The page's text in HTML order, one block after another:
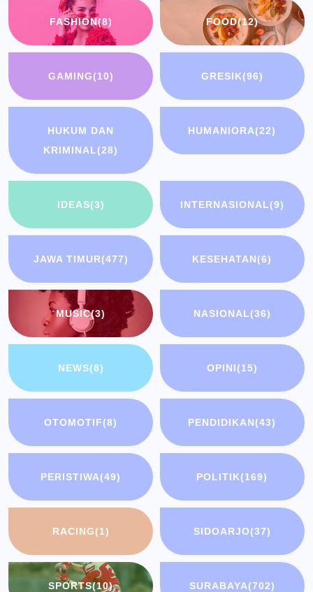
FASHION(8) FOOD(12)
GAMING(10) GRESIK(96)
HUKUM DAN
KRIMINAL(28)
HUMANIORA(22)
IDEAS(3) INTERNASIONAL(9)
JAWA TIMUR(477) KESEHATAN(6)
MUSIC(3) NASIONAL(36)
NEWS(8) OPINI(15)
OTOMOTIF(8) PENDIDIKAN(43)
PERISTIWA(49) POLITIK(169)
RACING(1) SIDOARJO(37)
SPORTS(10) SURABAYA(702)